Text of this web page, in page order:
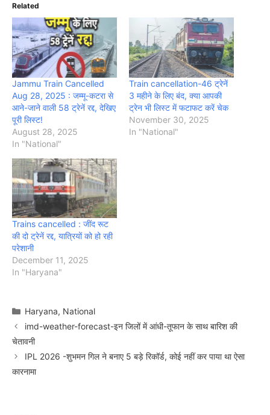
Related
Jammu Train Cancelled
Aug 28, 2025 : जम्मू-कटरा से
आने-जाने वाली 58 ट्रेनें रद्द, देखिए
पूरी लिस्ट!
August 28, 2025
In "National"
Train cancellation-46 ट्रेनें
3 महीने के लिए बंद, क्या आपकी
ट्रेन भी लिस्ट में फटाफट करें चेक
November 30, 2025
In "National"
Trains cancelled : जींद रूट
की दो ट्रेनें रद्द, यात्रियों को हो रही
परेशानी
December 11, 2025
In "Haryana"
Categories
Haryana, National
imd-weather-forecast-इन जिलों में आंधी-तूफान के साथ बारिश की
चेतावनी
IPL 2026 -शुभमन गिल ने बनाए 5 बड़े रिकॉर्ड, कोई नहीं कर पाया था ऐसा
कारनामा